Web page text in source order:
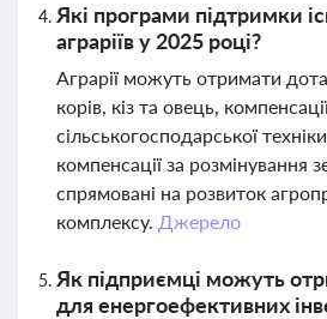
Які програми підтримки
аграріїв у 2025 році?
Аграрії можуть отримати
корів, кіз та овець,
сільськогосподарської
компенсації за розмінування
спрямовані на розвиток
комплексу. Джерело
Як підприємці можуть
для енергоефективних